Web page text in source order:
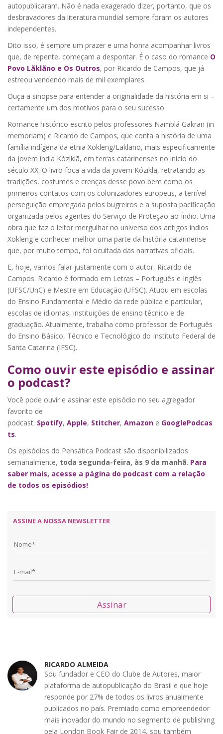
autopublicaram. Não é nada exagerado dizer, portanto, que os
desbravadores da literatura mundial sempre foram os autores
independentes.
Dito isso, é sempre um prazer e uma honra acompanhar livros
que, de repente, começam a despontar. É o caso do romance O
Povo Lãklãno e Os Outros, por Ricardo de Campos, que já
estreou vendendo mais de mil exemplares.
Ouça a sinopse para entender a originalidade da história em si –
certamente um dos motivos para o seu sucesso.
Romance histórico escrito pelos professores Namblá Gakran (in
memoriam) e Ricardo de Campos, que conta a história de uma
família indígena da etnia Xokleng/Laklãnõ, mais especificamente
da jovem índia Kóziklã, em terras catarinenses no início do
século XX. O livro foca a vida da jovem Kóziklã, retratando as
tradições, costumes e crenças desse povo bem como os
primeiros contatos com os colonizadores europeus, a terrível
perseguição empregada pelos bugreiros e a suposta pacificação
organizada pelos agentes do Serviço de Proteção ao Índio. Uma
obra que faz o leitor mergulhar no universo dos antigos índios
Xokleng e conhecer melhor uma parte da história catarinense
que, por muito tempo, foi ocultada das narrativas oficiais.
E, hoje, vamos falar justamente com o autor, Ricardo de
Campos. Ricardo é formado em Letras – Português e Inglês
(UFSC/UnC) e Mestre em Educação (UFSC). Atuou em escolas
do Ensino Fundamental e Médio da rede pública e particular,
escolas de idiomas, instituições de ensino técnico e de
graduação. Atualmente, trabalha como professor de Português
do Ensino Básico, Técnico e Tecnológico do Instituto Federal de
Santa Catarina (IFSC).
Como ouvir este episódio e assinar
o podcast?
Você pode ouvir e assinar este episódio no seu agregador
favorito de
podcast: Spotify, Apple, Stitcher, Amazon e GooglePodcas
ts.
Os episódios do Pensática Podcast são disponibilizados
semanalmente, toda segunda-feira, às 9 da manhã. Para
saber mais, acesse a página do podcast com a relação
de todos os episódios!
ASSINE A NOSSA NEWSLETTER
Assinar
RICARDO ALMEIDA
Sou fundador e CEO do Clube de Autores, maior
plataforma de autopublicação do Brasil e que hoje
responde por 27% de todos os livros anualmente
publicados no país. Premiado como empreendedor
mais inovador do mundo no segmento de publishing
pela London Book Fair de 2014, sou também